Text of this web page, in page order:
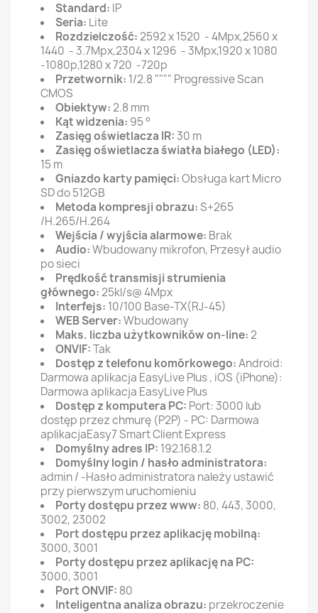
Standard: IP
Seria: Lite
Rozdzielczość:2592 x 1520 - 4Mpx,2560 x
1440 - 3.7Mpx,2304 x 1296 - 3Mpx,1920 x 1080
-1080p,1280 x 720 -720p
Przetwornik: 1/2.8 """" Progressive Scan
CMOS
Obiektyw:2.8 mm
Kąt widzenia: 95 °
Zasięg oświetlacza IR:30 m
Zasięg oświetlacza światła białego (LED):
15 m
Gniazdo karty pamięci:Obsługa kart Micro
SD do 512GB
Metoda kompresji obrazu:S+265
/H.265/H.264
Wejścia / wyjścia alarmowe: Brak
Audio:Wbudowany mikrofon, Przesył audio
po sieci
Prędkość transmisji strumienia
głównego:25kl/s@ 4Mpx
Interfejs: 10/100 Base-TX(RJ-45)
WEB Server:Wbudowany
Maks. liczba użytkowników on-line:2
ONVIF:Tak
Dostęp z telefonu komórkowego:Android:
Darmowa aplikacja EasyLive Plus , iOS (iPhone):
Darmowa aplikacja EasyLive Plus
Dostęp z komputera PC: Port: 3000 lub
dostęp przez chmurę (P2P) - PC: Darmowa
aplikacjaEasy7 Smart Client Express
Domyślny adres IP: 192.168.1.2
Domyślny login / hasło administratora:
admin / -Hasło administratora należy ustawić
przy pierwszym uruchomieniu
Porty dostępu przez www: 80, 443, 3000,
3002, 23002
Port dostępu przez aplikację mobilną:
3000, 3001
Porty dostępu przez aplikację na PC:
3000, 3001
Port ONVIF: 80
Inteligentna analiza obrazu: przekroczenie